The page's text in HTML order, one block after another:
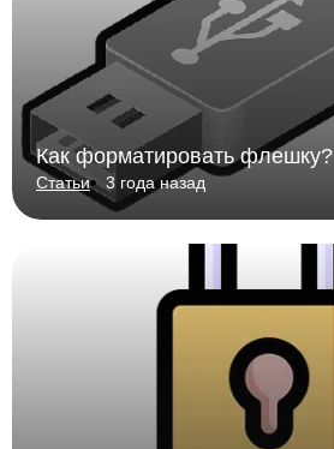
Как форматировать флешку?
Статьи 3 года назад